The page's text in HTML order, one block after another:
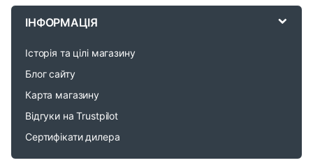
C
ІНФОРМАЦІЯ
Історія та цілі магазину
Блог сайту
Карта магазину
Відгуки на Trustpilot
Сертифікати дилера